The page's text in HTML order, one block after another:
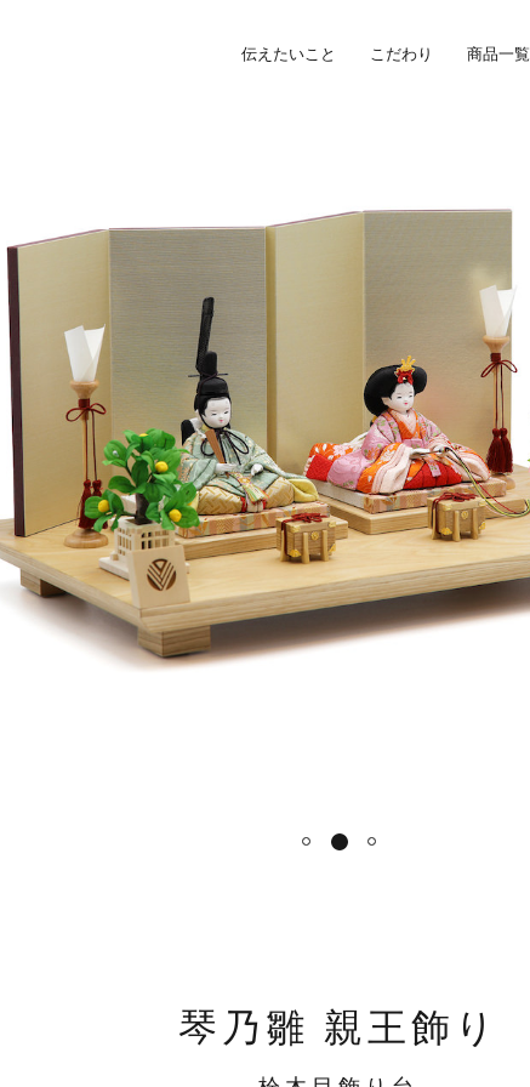
伝えたいこと こだわり 商品一覧
1 3
琴乃雛 親王飾り